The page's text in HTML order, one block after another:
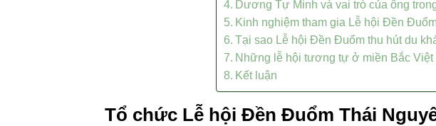
Dương Tự Minh và vai trò của ông
Kinh nghiệm tham gia Lễ hội Đền
Tại sao Lễ hội Đền Đuổm thu hút du
Những lễ hội tương tự ở miền Bắc Việt
Kết luận
Tổ chức Lễ hội Đền Đuổm Thái